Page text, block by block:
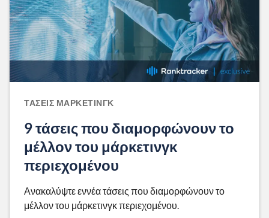
ΤΆΣΕΙΣ ΜΆΡΚΕΤΙΝΓΚ
9 τάσεις που διαμορφώνουν το
μέλλον του μάρκετινγκ
περιεχομένου
Ανακαλύψτε εννέα τάσεις που διαμορφώνουν το
μέλλον του μάρκετινγκ περιεχομένου.